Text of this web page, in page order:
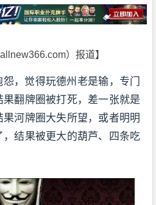
）报道】
，觉得玩德州老是输，专门
翻牌圈被打死，差一张就是
河牌圈大失所望，或者明明
结果被更大的葫芦、四条吃